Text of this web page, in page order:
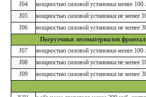
J04
мощностью силовой установки менее 100
J05
мощностью силовой установки не менее
J06
мощностью силовой установки не менее
Погрузчики лесоматериалов
J07
мощностью силовой установки менее 100
J08
мощностью силовой установки не менее
J09
мощностью силовой установки не менее